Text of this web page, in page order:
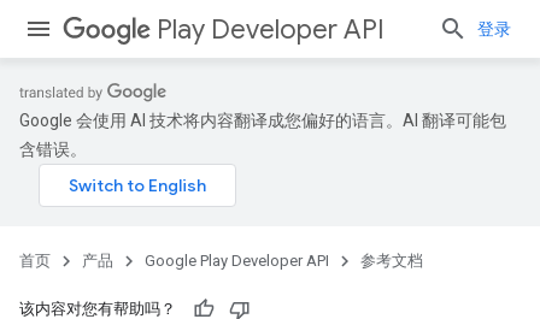
Play Developer API 登录
Google 会使用 AI 技术将内容翻译成您偏好的语言。AI 翻译可能包
含错误。
首页 产品 Google Play Developer API 参考文档
该内容对您有帮助吗？